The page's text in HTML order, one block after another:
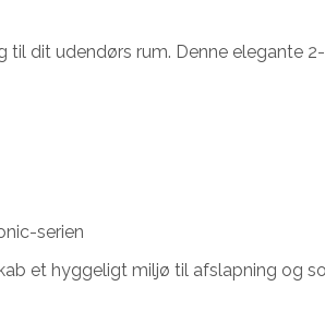
til dit udendørs rum. Denne
serien
et hyggeligt miljø til afslapning og